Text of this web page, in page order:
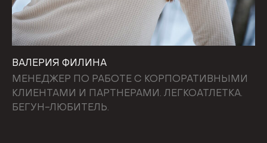
ВАЛЕРИЯ ФИЛИНА
МЕНЕДЖЕР ПО РАБОТЕ С КОРПОРАТИВНЫМИ
КЛИЕНТАМИ И ПАРТНЕРАМИ. ЛЕГКОАТЛЕТКА.
БЕГУН-ЛЮБИТЕЛЬ.